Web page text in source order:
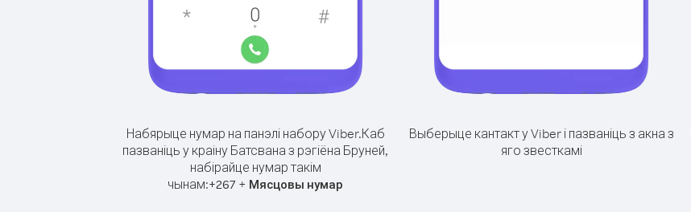
Набярыце нумар на панэлі набору Viber.Каб
пазваніць у краіну Батсвана з рэгіёна Бруней,
набірайце нумар такім
чынам:+267 + Мясцовы нумар
Выберыце кантакт у Viber і пазваніць з акна з
яго звесткамі